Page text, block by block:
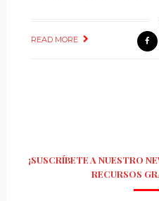
READ MORE
¡SUSCRÍBETE A NUESTRO
RECURSOS